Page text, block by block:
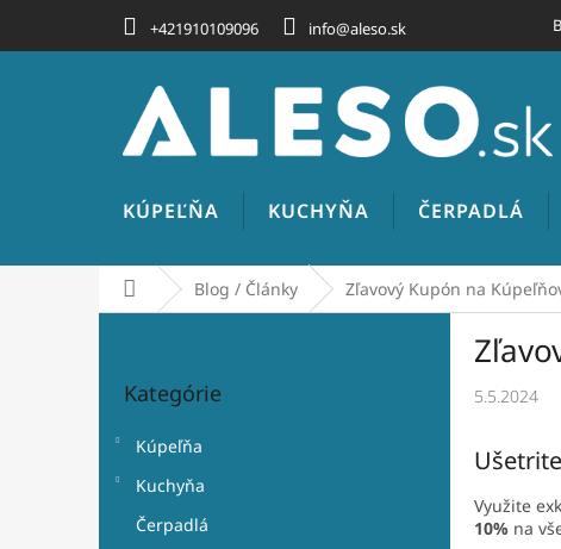
obsah
+421910109096 info@aleso.sk
KÚPEĽŇA KUCHYŇA ČERPADLÁ
DomovBlog / Články Zľavový Kupón na
kategórie
Kategórie
Kúpeľňa
Kuchyňa
Čerpadlá
5.5.2024
Využite
10% na